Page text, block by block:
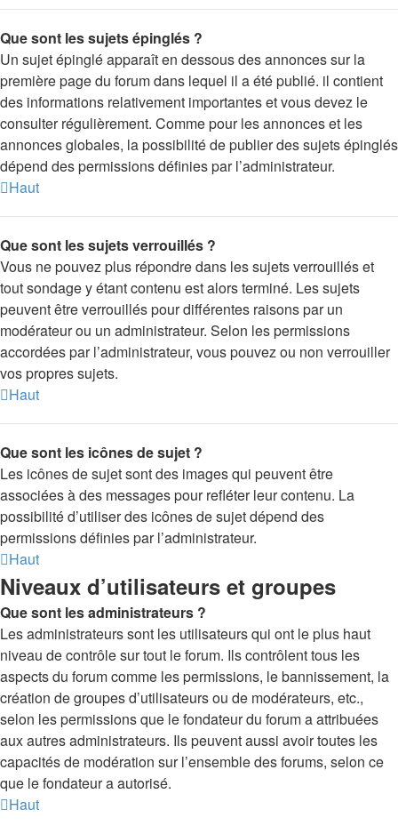
Que sont les sujets épinglés ?
Un sujet épinglé apparaît en dessous des annonces sur la
première page du forum dans lequel il a été publié. il contient
des informations relativement importantes et vous devez le
consulter régulièrement. Comme pour les annonces et les
annonces globales, la possibilité de publier des sujets épinglés
dépend des permissions définies par l’administrateur.
Haut
Que sont les sujets verrouillés ?
Vous ne pouvez plus répondre dans les sujets verrouillés et
tout sondage y étant contenu est alors terminé. Les sujets
peuvent être verrouillés pour différentes raisons par un
modérateur ou un administrateur. Selon les permissions
accordées par l’administrateur, vous pouvez ou non verrouiller
vos propres sujets.
Haut
Que sont les icônes de sujet ?
Les icônes de sujet sont des images qui peuvent être
associées à des messages pour refléter leur contenu. La
possibilité d’utiliser des icônes de sujet dépend des
permissions définies par l’administrateur.
Haut
Niveaux d’utilisateurs et groupes
Que sont les administrateurs ?
Les administrateurs sont les utilisateurs qui ont le plus haut
niveau de contrôle sur tout le forum. Ils contrôlent tous les
aspects du forum comme les permissions, le bannissement, la
création de groupes d’utilisateurs ou de modérateurs, etc.,
selon les permissions que le fondateur du forum a attribuées
aux autres administrateurs. Ils peuvent aussi avoir toutes les
capacités de modération sur l’ensemble des forums, selon ce
que le fondateur a autorisé.
Haut